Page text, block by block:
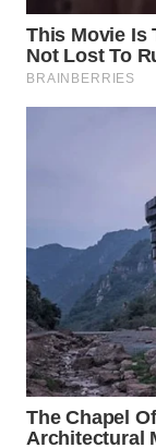
TEBING
TINGGI
WN
WN
BOGOR
WN
DEPOK